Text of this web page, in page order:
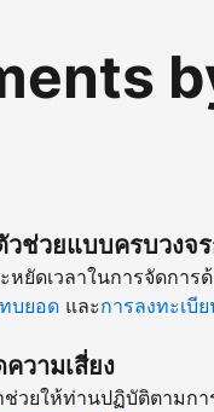
วช่วยแบบครบวงจ
หยัดเวลาในการจัดการ
บยอด และการลงทะเบี
ความเสี่ยง
ช่วยให้ท่านปฏิบัติตามก